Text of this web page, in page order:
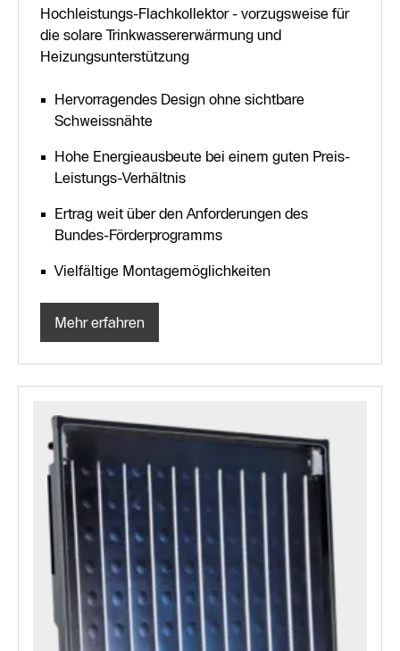
Hochleistungs-Flachkollektor - vorzugsweise für
die solare Trinkwassererwärmung und
Heizungsunterstützung
Hervorragendes Design ohne sichtbare
Schweissnähte
Hohe Energieausbeute bei einem guten Preis-
Leistungs-Verhältnis
Ertrag weit über den Anforderungen des
Bundes-Förderprogramms
Vielfältige Montagemöglichkeiten
Mehr erfahren